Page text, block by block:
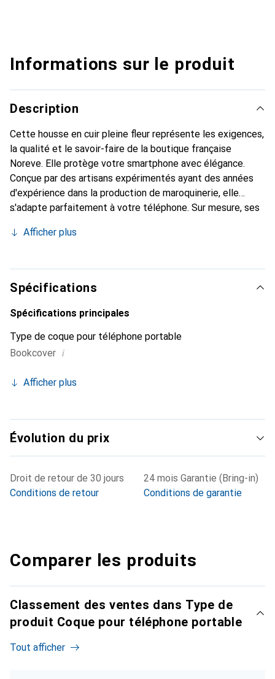
Informations sur le produit
Description
Cette housse en cuir pleine fleur représente les exigences,
la qualité et le savoir-faire de la boutique française
Noreve. Elle protège votre smartphone avec élégance.
Conçue par des artisans expérimentés ayant des années
d'expérience dans la production de maroquinerie, elle
s'adapte parfaitement à votre téléphone. Sur mesure, ses
peau. Elle devient l'accessoire chic et indispensable pour
ses produits de haute qualité, la marque Noreve est un
choix fiable pour une clientèle exigeante.
Afficher plus
Spécifications
Spécifications principales
Type de coque pour téléphone portable
Bookcover i
Afficher plus
Évolution du prix
Droit de retour de 30 jours
Conditions de retour
24 mois Garantie (Bring-in)
Conditions de garantie
Comparer les produits
Classement des ventes dans Type de
produit Coque pour téléphone portable
Tout afficher